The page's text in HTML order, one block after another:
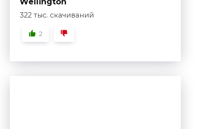
Wellington
322 тыс. скачиваний
2